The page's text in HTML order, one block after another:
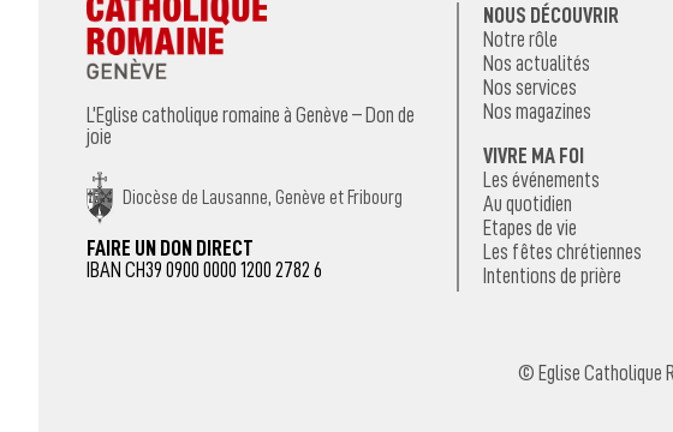
L’Eglise catholique romaine à Genève – Don de
joie
Diocèse de Lausanne, Genève et Fribourg
FAIRE UN DON DIRECT
IBAN CH39 0900 0000 1200 2782 6
NOUS DÉCOUVRIR
Notre rôle
Nos actualités
Nos services
Nos magazines
VIVRE MA FOI
Les événements
Au quotidien
Etapes de vie
Les fêtes chrétiennes
Intentions de prière
© Eglise Catholique